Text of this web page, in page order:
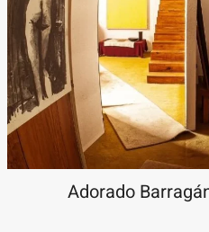
Adorado